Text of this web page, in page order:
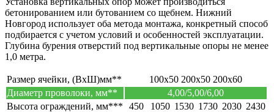
бетонированием или бутованием со щебнем. Нижний
Новгород использует оба метода монтажа, конкретный способ
подбирается с учетом условий и особенностей эксплуатации.
Глубина бурения отверстий под вертикальные опоры не менее
1,0 метра.
Размер ячейки, (ВхШ)мм**
100х50 200х50 200х60
Диаметр проволоки, мм**
4,00/5,00/6,00
Высота ограждений, мм***
450 1050 1530 1730 2030 2430